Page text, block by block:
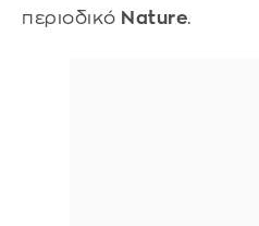
περιοδικό Nature.